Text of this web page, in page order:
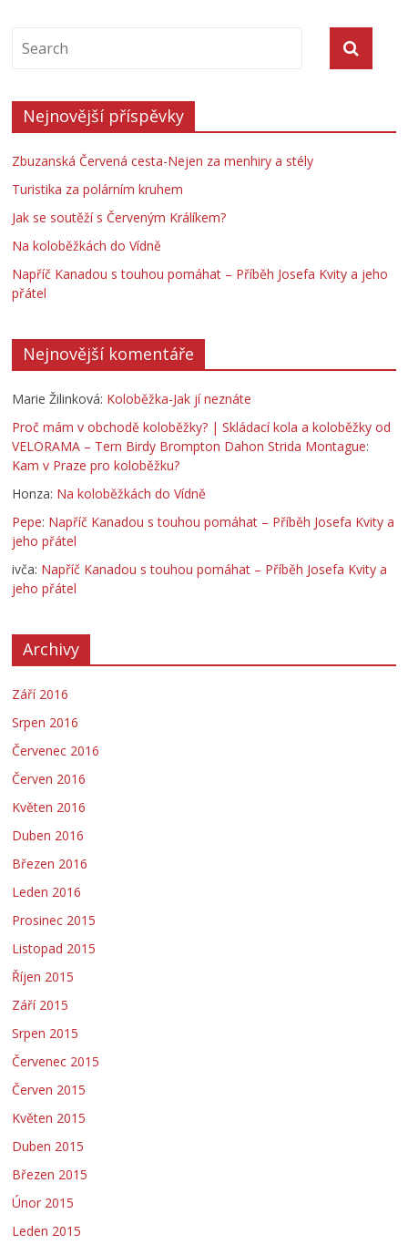
Nejnovější příspěvky
Zbuzanská Červená cesta-Nejen za menhiry a stély
Turistika za polárním kruhem
Jak se soutěží s Červeným Králíkem?
Na koloběžkách do Vídně
Napříč Kanadou s touhou pomáhat – Příběh Josefa Kvity a jeho
přátel
Nejnovější komentáře
Marie Žilinková: Koloběžka-Jak jí neznáte
Proč mám v obchodě koloběžky? | Skládací kola a koloběžky od
VELORAMA – Tern Birdy Brompton Dahon Strida Montague:
Kam v Praze pro koloběžku?
Honza: Na koloběžkách do Vídně
Pepe: Napříč Kanadou s touhou pomáhat – Příběh Josefa Kvity a
jeho přátel
ivča: Napříč Kanadou s touhou pomáhat – Příběh Josefa Kvity a
jeho přátel
Archivy
Září 2016
Srpen 2016
Červenec 2016
Červen 2016
Květen 2016
Duben 2016
Březen 2016
Leden 2016
Prosinec 2015
Listopad 2015
Říjen 2015
Září 2015
Srpen 2015
Červenec 2015
Červen 2015
Květen 2015
Duben 2015
Březen 2015
Únor 2015
Leden 2015